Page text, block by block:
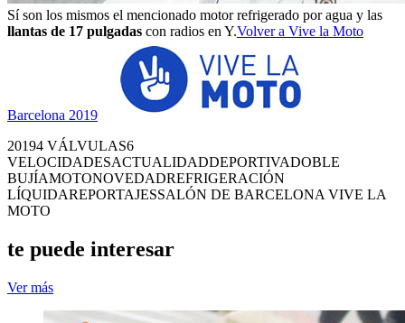
Sí son los mismos el mencionado motor refrigerado por agua y las
llantas de 17 pulgadas con radios en Y.Volver a Vive la Moto
Barcelona 2019
20194 VÁLVULAS6
VELOCIDADESACTUALIDADDEPORTIVADOBLE
BUJÍAMOTONOVEDADREFRIGERACIÓN
LÍQUIDAREPORTAJESSALÓN DE BARCELONA VIVE LA
MOTO
te puede interesar
Ver más